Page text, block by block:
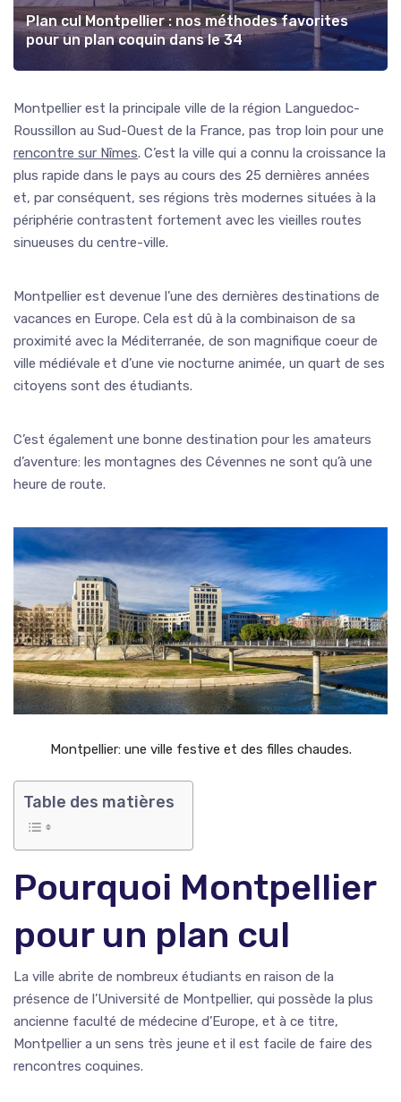
Plan cul Montpellier : nos méthodes favorites
pour un plan coquin dans le 34
Montpellier est la principale ville de la région Languedoc-
Roussillon au Sud-Ouest de la France, pas trop loin pour une
rencontre sur Nîmes. C’est la ville qui a connu la croissance la
plus rapide dans le pays au cours des 25 dernières années
et, par conséquent, ses régions très modernes situées à la
périphérie contrastent fortement avec les vieilles routes
sinueuses du centre-ville.
Montpellier est devenue l’une des dernières destinations de
vacances en Europe. Cela est dû à la combinaison de sa
proximité avec la Méditerranée, de son magnifique coeur de
ville médiévale et d’une vie nocturne animée, un quart de ses
citoyens sont des étudiants.
C’est également une bonne destination pour les amateurs
d’aventure: les montagnes des Cévennes ne sont qu’à une
heure de route.
Montpellier: une ville festive et des filles chaudes.
Table des matières
Pourquoi Montpellier
pour un plan cul
La ville abrite de nombreux étudiants en raison de la
présence de l’Université de Montpellier, qui possède la plus
ancienne faculté de médecine d’Europe, et à ce titre,
Montpellier a un sens très jeune et il est facile de faire des
rencontres coquines.